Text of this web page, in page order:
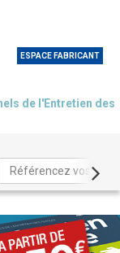
ESPACE FABRICANT
de l'Entretien des
Référencez vos